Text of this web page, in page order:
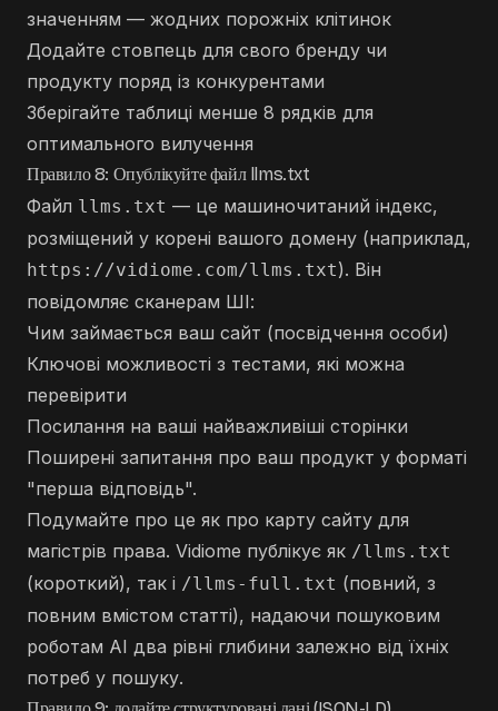
значенням — жодних порожніх клітинок
Додайте стовпець для свого бренду чи
продукту поряд із конкурентами
Зберігайте таблиці менше 8 рядків для
оптимального вилучення
Правило 8: Опублікуйте файл llms.txt
Файл llms.txt — це машиночитаний індекс,
розміщений у корені вашого домену (наприклад,
https://vidiome.com/llms.txt). Він
повідомляє сканерам ШІ:
Чим займається ваш сайт (посвідчення особи)
Ключові можливості з тестами, які можна
перевірити
Посилання на ваші найважливіші сторінки
Поширені запитання про ваш продукт у форматі
"перша відповідь".
Подумайте про це як про карту сайту для
магістрів права. Vidiome публікує як /llms.txt
(короткий), так і /llms-full.txt (повний, з
повним вмістом статті), надаючи пошуковим
роботам AI два рівні глибини залежно від їхніх
потреб у пошуку.